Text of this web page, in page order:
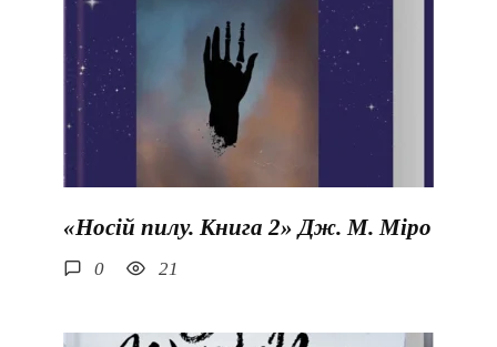
«Носій пилу. Книга 2» Дж. М. Міро
0 21